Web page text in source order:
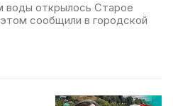
открылось Старое
сообщили в городской